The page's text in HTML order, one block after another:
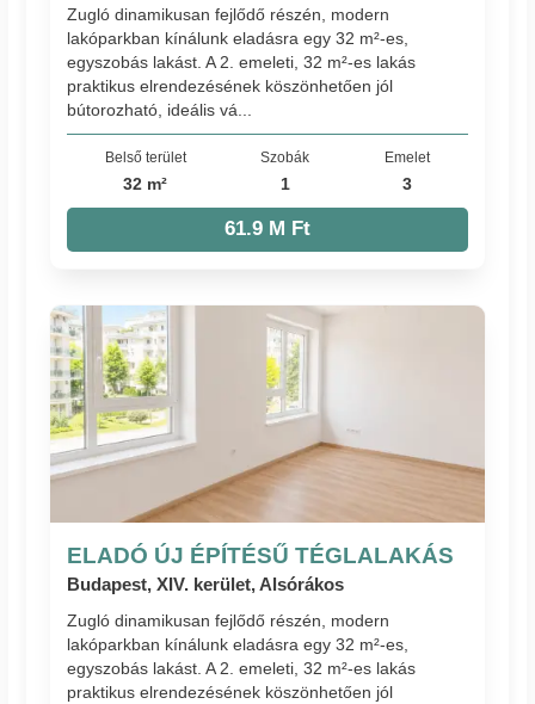
Zugló dinamikusan fejlődő részén, modern
lakóparkban kínálunk eladásra egy 32 m²-es,
egyszobás lakást. A 2. emeleti, 32 m²-es lakás
praktikus elrendezésének köszönhetően jól
bútorozható, ideális vá...
Belső terület
32 m²
Szobák
1
Emelet
3
61.9 M Ft
ELADÓ ÚJ ÉPÍTÉSŰ TÉGLALAKÁS
Budapest, XIV. kerület, Alsórákos
Zugló dinamikusan fejlődő részén, modern
lakóparkban kínálunk eladásra egy 32 m²-es,
egyszobás lakást. A 2. emeleti, 32 m²-es lakás
praktikus elrendezésének köszönhetően jól